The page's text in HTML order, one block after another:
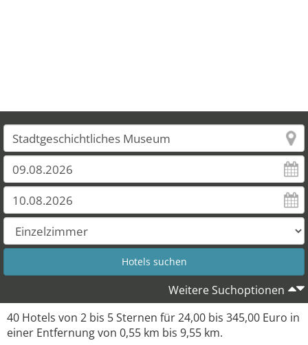
Weitere Suchoptionen
40 Hotels von 2 bis 5 Sternen für 24,00 bis 345,00 Euro in
einer Entfernung von 0,55 km bis 9,55 km.